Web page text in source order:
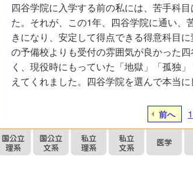
四谷学院に入学する前の私には、苦手科
た。それが、この1年、四谷学院に通い
きになり、安定して得点できる得意科目
の予備校よりも受付の雰囲気が良かった
く、現役時にもっていた「地獄」「孤独
えてくれました。四谷学院を選んで本当に
前へ